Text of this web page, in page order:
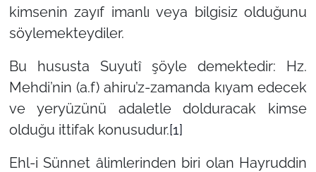
kimsenin zayıf imanlı veya bilgisiz olduğunu
söylemekteydiler.
Bu hususta Suyutî şöyle demektedir: Hz.
Mehdi’nin (a.f) ahiru’z-zamanda kıyam edecek
ve yeryüzünü adaletle dolduracak kimse
olduğu ittifak konusudur.[1]
Ehl-i Sünnet âlimlerinden biri olan Hayruddin